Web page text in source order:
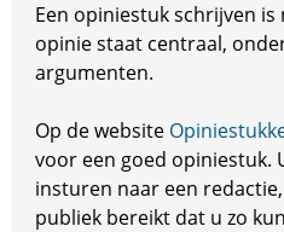
Een opiniestuk schrijven is
opinie staat centraal,
argumenten.
Op de website
voor een goed opiniestuk.
insturen naar een
publiek bereikt dat u zo